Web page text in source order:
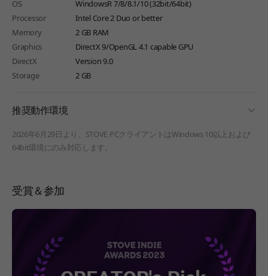
OS
WindowsR 7/8/8.1/10 (32bit/64bit)
Processor
Intel Core 2 Duo or better
Memory
2 GB RAM
Graphics
DirectX 9/OpenGL 4.1 capable GPU
DirectX
Version 9.0
Storage
2 GB
推奨動作環境
2026年6月29日より、STOVE PCクライアントはWindows 10以上および
64bit環境にのみ対応します。
受賞＆参加
페이지 이동